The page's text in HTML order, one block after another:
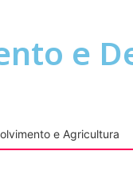
e
e Agricultura